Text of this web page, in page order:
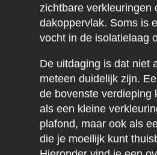
zichtbare verkleuringen
dakoppervlak. Soms is
vocht in de isolatielaag
De uitdaging is dat niet
meteen duidelijk zijn.
de bovenste verdieping
als een kleine
plafond, maar ook als
die je moeilijk kunt